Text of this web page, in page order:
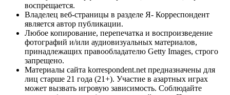
воспрещается.
Владелец веб-страницы в разделе Я- Корреспондент
является автор публикации.
Любое копирование, перепечатка и воспроизведение
фотографий и/или аудиовизуальных материалов,
принадлежащих правообладателю Getty Images, строго
запрещено.
Материалы сайта korrespondent.net предназначены для
лиц старше 21 года (21+). Участие в азартных играх
может вызвать игровую зависимость. Соблюдайте